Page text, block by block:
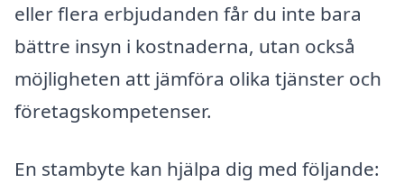
eller flera erbjudanden får du inte bara
bättre insyn i kostnaderna, utan också
möjligheten att jämföra olika tjänster och
företagskompetenser.
En stambyte kan hjälpa dig med följande: